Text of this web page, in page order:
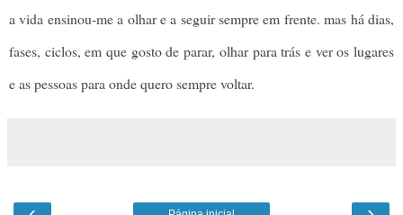
a vida ensinou-me a olhar e a seguir sempre em frente. mas há dias,
fases, ciclos, em que gosto de parar, olhar para trás e ver os lugares
e as pessoas para onde quero sempre voltar.